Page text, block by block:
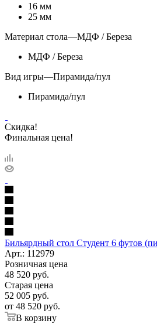
16 мм
25 мм
Материал стола—МДФ / Береза
МДФ / Береза
Вид игры—Пирамида/пул
Пирамида/пул
Скидка!
Финальная цена!
Бильярдный стол Студент 6 футов
Арт.: 112979
Розничная цена
48 520 руб.
Старая цена
52 005 руб.
от 48 520 руб.
В корзину